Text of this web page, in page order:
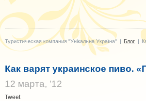
Туристическая компания "Унікальна Україна" | Блог |
Как варят украинское пиво.
12 марта, '12
Tweet